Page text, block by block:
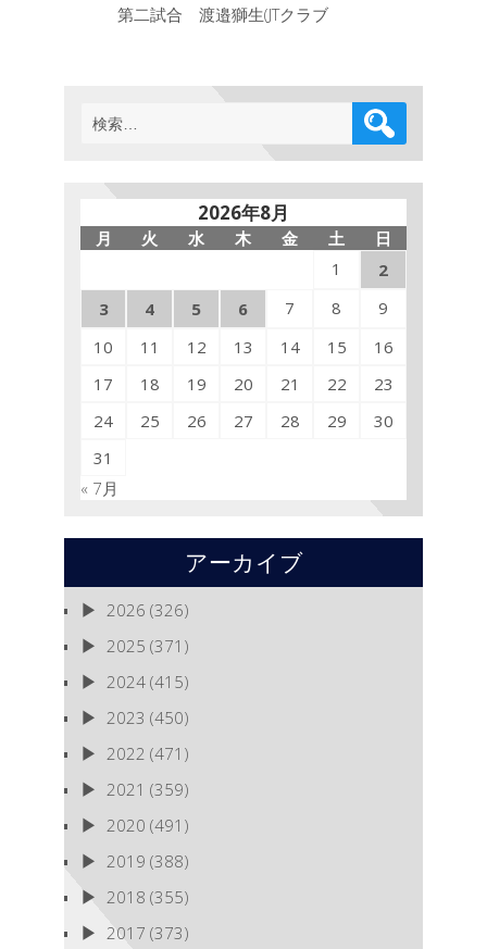
第二試合 渡邉獅生(JTクラブ
検
索:
2026年8月
月 火 水 木 金 土
日
1
2
3
4 5 6 7 8
9
10
11 12 13 14 15
16
17
18 19 20 21 22
23
24
25 26 27 28 29
30
31
« 7月
アーカイブ
2026 (326)
2025 (371)
2024 (415)
2023 (450)
2022 (471)
2021 (359)
2020 (491)
2019 (388)
2018 (355)
2017 (373)